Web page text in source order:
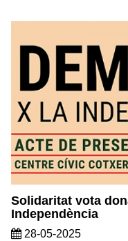
Solidaritat vota
Independència
28-05-2025